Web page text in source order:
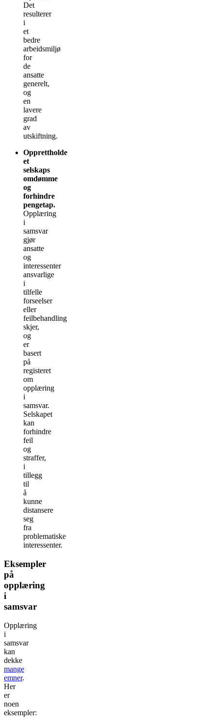
Det
resulterer
i
et
bedre
arbeidsmiljø
for
de
ansatte
generelt,
og
en
lavere
grad
av
utskiftning.
Opprettholde
et
selskaps
omdømme
og
forhindre
pengetap.
Opplæring
i
samsvar
gjør
ansatte
og
interessenter
ansvarlige
i
tilfelle
forseelser
eller
feilbehandling
skjer,
og
er
basert
på
registeret
om
opplæring
i
samsvar.
Selskapet
kan
forhindre
feil
og
straffer,
i
tillegg
til
å
kunne
distansere
seg
fra
problematiske
interessenter.
Eksempler
på
opplæring
i
samsvar
Opplæring
i
samsvar
kan
dekke
mange
emner.
Her
er
noen
eksempler: